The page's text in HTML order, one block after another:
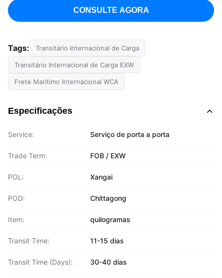
CONSULTE AGORA
Tags: Transitário Internacional de Carga
Transitário Internacional de Carga EXW
Frete Marítimo Internacional WCA
Especificações
Service: Serviço de porta a porta
Trade Term: FOB / EXW
POL: Xangai
POD: Chittagong
Item: quilogramas
Transit Time: 11-15 dias
Transit Time (Days): 30-40 dias